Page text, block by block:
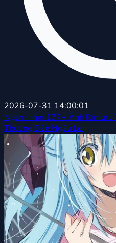
2026-07-31 14:00:01
Ngắm nhìn 177+ Ảnh
Thương Đến Ngầu Lòi